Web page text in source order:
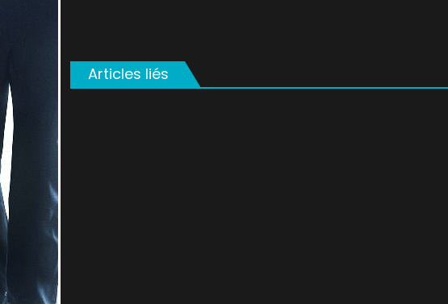
Articles liés